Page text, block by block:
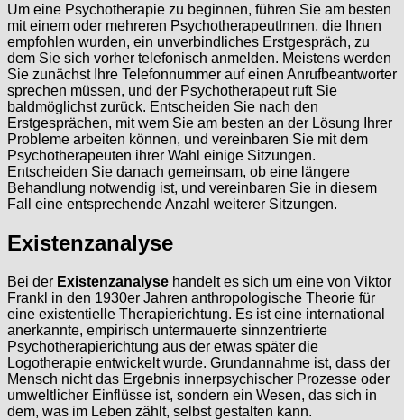
Um eine Psychotherapie zu beginnen, führen Sie am besten
mit einem oder mehreren PsychotherapeutInnen, die Ihnen
empfohlen wurden, ein unverbindliches Erstgespräch, zu
dem Sie sich vorher telefonisch anmelden. Meistens werden
Sie zunächst Ihre Telefonnummer auf einen Anrufbeantworter
sprechen müssen, und der Psychotherapeut ruft Sie
baldmöglichst zurück. Entscheiden Sie nach den
Erstgesprächen, mit wem Sie am besten an der Lösung Ihrer
Probleme arbeiten können, und vereinbaren Sie mit dem
Psychotherapeuten ihrer Wahl einige Sitzungen.
Entscheiden Sie danach gemeinsam, ob eine längere
Behandlung notwendig ist, und vereinbaren Sie in diesem
Fall eine entsprechende Anzahl weiterer Sitzungen.
Existenzanalyse
Bei der Existenzanalyse handelt es sich um eine von Viktor
Frankl in den 1930er Jahren anthropologische Theorie für
eine existentielle Therapierichtung. Es ist eine international
anerkannte, empirisch untermauerte sinnzentrierte
Psychotherapierichtung aus der etwas später die
Logotherapie entwickelt wurde. Grundannahme ist, dass der
Mensch nicht das Ergebnis innerpsychischer Prozesse oder
umweltlicher Einflüsse ist, sondern ein Wesen, das sich in
dem, was im Leben zählt, selbst gestalten kann.